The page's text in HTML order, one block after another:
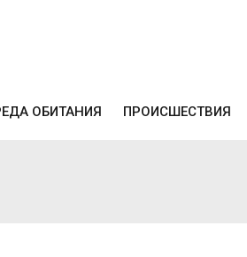
ОБИТАНИЯ ПРОИСШЕСТВИЯ